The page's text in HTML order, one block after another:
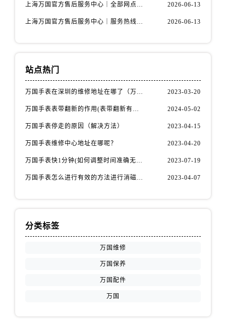
上海万国官方售后服务中心｜全部网点地址电话权威信息公示（2026年6月最新） 2026-06-13
上海万国官方售后服务中心｜服务热线及办公地址权威信息公示（2026年6月最新） 2026-06-13
站点热门
万国手表在深圳的维修地址在哪了（万国手表如何更换表带） 2023-03-20
万国手表表带翻新的作用(表带翻新有什么用) 2024-05-02
万国手表停走的原因（解决方法） 2023-04-15
万国手表维修中心地址在哪呢？ 2023-04-20
万国手表快1分钟(如何调整时间准确无误) 2023-07-19
万国手表怎么进行有效的方法进行消磁呢(机械手表消磁) 2023-04-07
分类标签
万国维修
万国保养
万国配件
万国